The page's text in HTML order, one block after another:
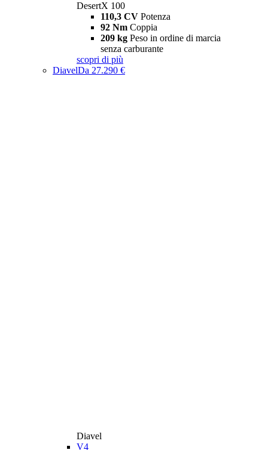
DesertX 100
110,3 CV Potenza
92 Nm Coppia
209 kg Peso in ordine di marcia
senza carburante
scopri di più
DiavelDa 27.290 €
Diavel
V4